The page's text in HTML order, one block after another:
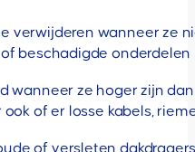
verwijderen wanneer ze
beschadigde
wanneer ze hoger zijn
of er losse kabels,